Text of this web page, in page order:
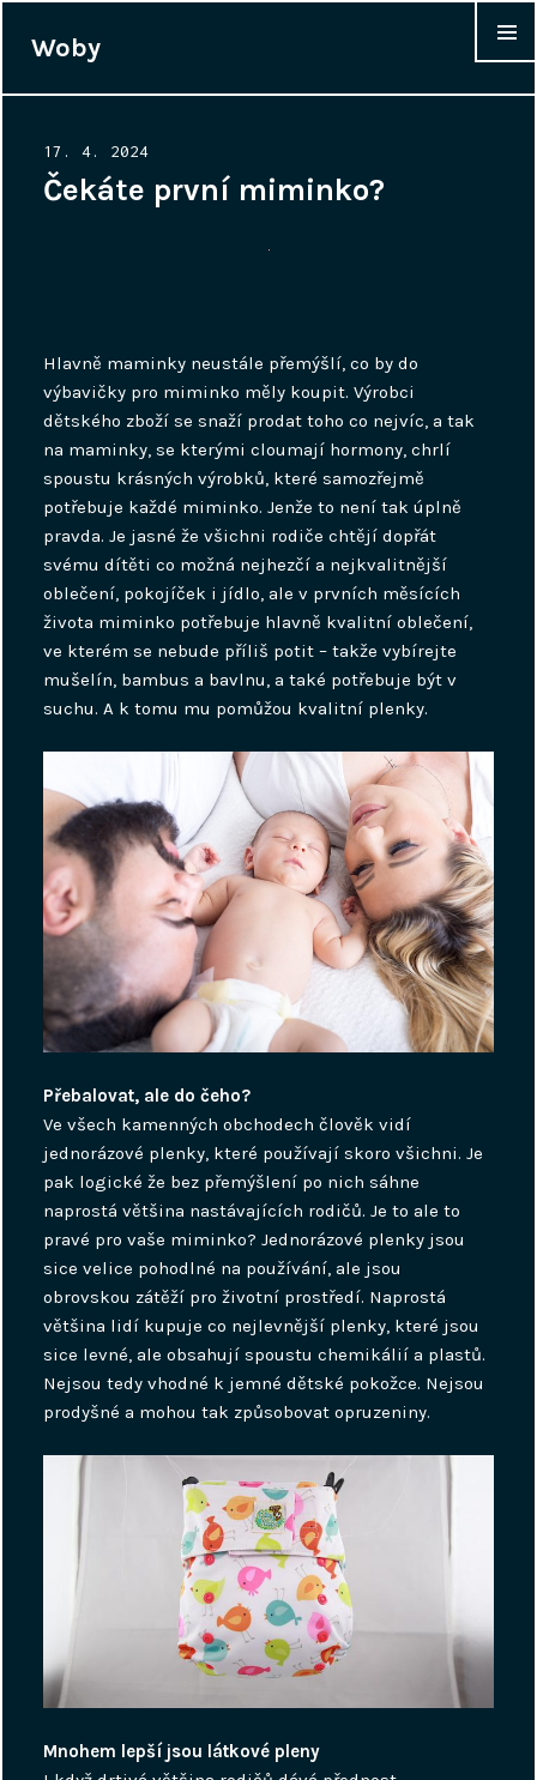
Woby
Posted
on
17. 4. 2024
Čekáte první miminko?
Hlavně maminky neustále přemýšlí, co by do
výbavičky pro miminko měly koupit. Výrobci
dětského zboží se snaží prodat toho co nejvíc, a tak
na maminky, se kterými cloumají hormony, chrlí
spoustu krásných výrobků, které samozřejmě
potřebuje každé miminko. Jenže to není tak úplně
pravda. Je jasné že všichni rodiče chtějí dopřát
svému dítěti co možná nejhezčí a nejkvalitnější
oblečení, pokojíček i jídlo, ale v prvních měsících
života miminko potřebuje hlavně kvalitní oblečení,
ve kterém se nebude příliš potit – takže vybírejte
mušelín, bambus a bavlnu, a také potřebuje být v
suchu. A k tomu mu pomůžou kvalitní plenky.
Přebalovat, ale do čeho?
Ve všech kamenných obchodech člověk vidí
jednorázové plenky, které používají skoro všichni. Je
pak logické že bez přemýšlení po nich sáhne
naprostá většina nastávajících rodičů. Je to ale to
pravé pro vaše miminko? Jednorázové plenky jsou
sice velice pohodlné na používání, ale jsou
obrovskou zátěží pro životní prostředí. Naprostá
většina lidí kupuje co nejlevnější plenky, které jsou
sice levné, ale obsahují spoustu chemikálií a plastů.
Nejsou tedy vhodné k jemné dětské pokožce. Nejsou
prodyšné a mohou tak způsobovat opruzeniny.
Mnohem lepší jsou látkové pleny